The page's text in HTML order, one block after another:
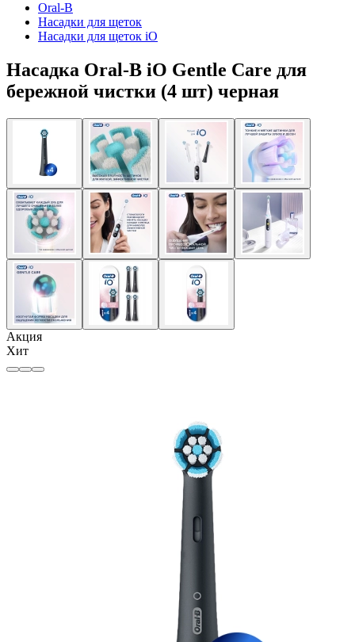
Oral-B
Насадки для щеток
Насадки для щеток iO
Насадка Oral-B iO Gentle Care для
бережной чистки (4 шт) черная
Акция
Хит